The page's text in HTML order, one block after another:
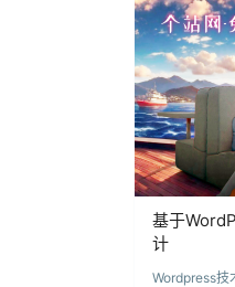
基于
计
Wordpress技